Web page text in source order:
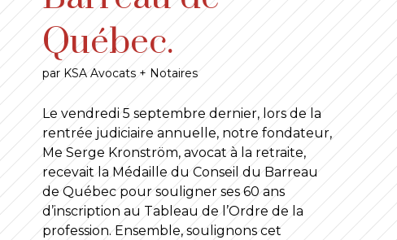
Québec.
par KSA Avocats + Notaires
Le vendredi 5 septembre dernier, lors de la
rentrée judiciaire annuelle, notre fondateur,
Me Serge Kronström, avocat à la retraite,
recevait la Médaille du Conseil du Barreau
de Québec pour souligner ses 60 ans
d’inscription au Tableau de l’Ordre de la
profession. Ensemble, soulignons cet